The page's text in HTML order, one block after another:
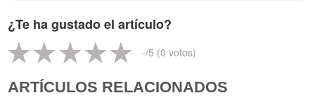
¿Te ha gustado el artículo?
-/5 (0 votos)
ARTÍCULOS RELACIONADOS